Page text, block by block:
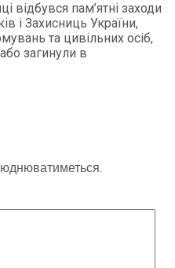
відбувся пам’ятні заходи
і Захисниць України,
та цивільних осіб,
загинули в